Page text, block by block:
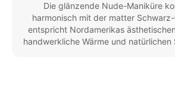
Die glänzende Nude-Maniküre
harmonisch mit der matter
entspricht Nordamerikas
handwerkliche Wärme und natürlichen